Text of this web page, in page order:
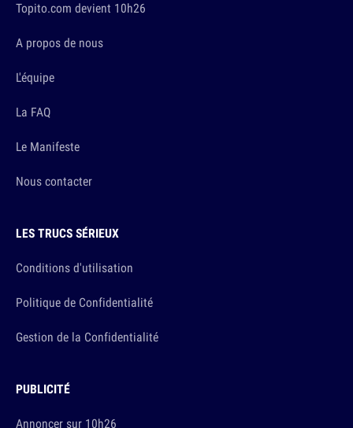
Topito.com devient 10h26
A propos de nous
L'équipe
La FAQ
Le Manifeste
Nous contacter
LES TRUCS SÉRIEUX
Conditions d'utilisation
Politique de Confidentialité
Gestion de la Confidentialité
PUBLICITÉ
Annoncer sur 10h26